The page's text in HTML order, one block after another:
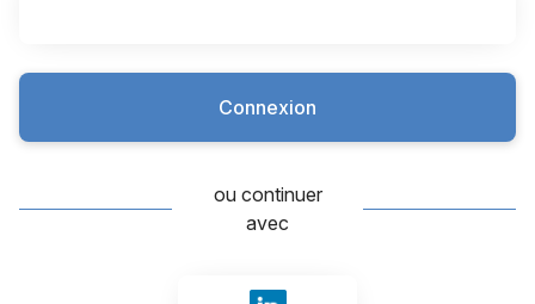
Connexion
ou continuer
avec